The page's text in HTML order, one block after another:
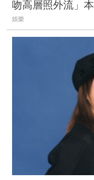
吻高層照外流」
娛樂